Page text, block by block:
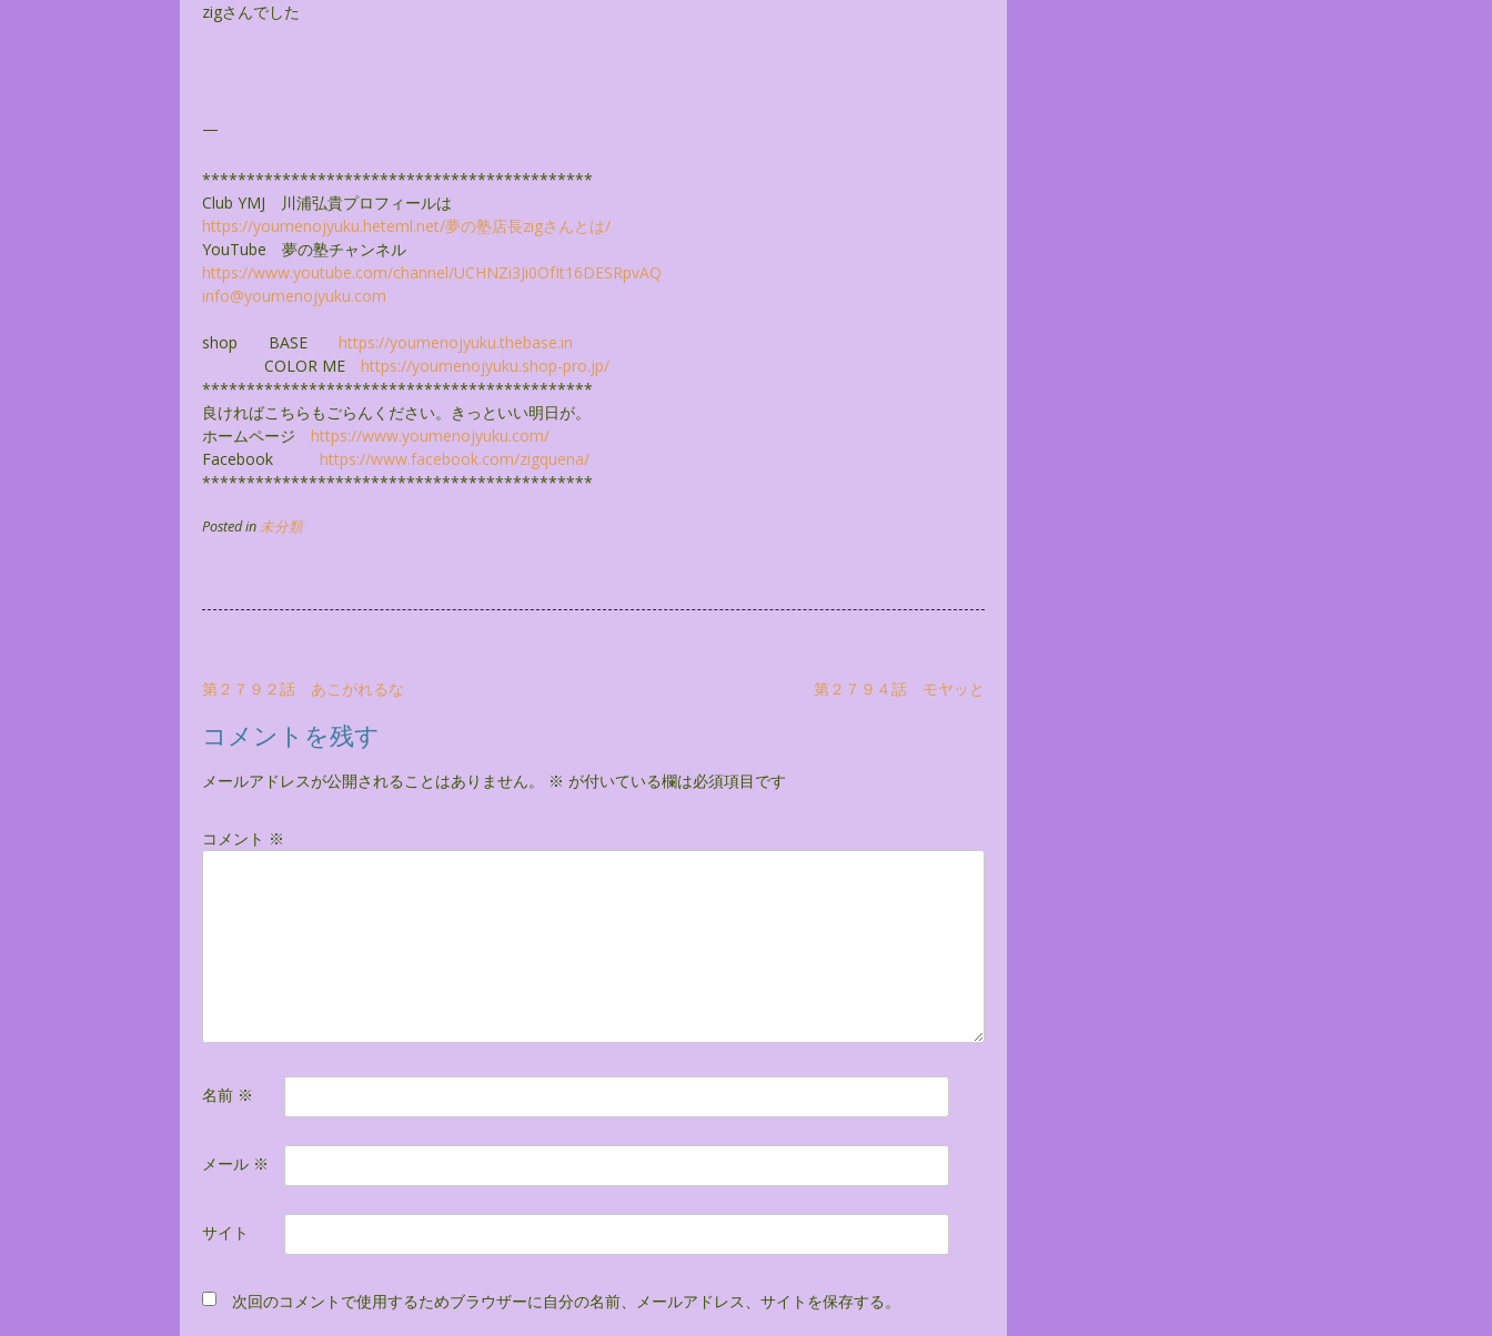
zigさんでした
—
********************************************
Club YMJ 川浦弘貴プロフィールは
https://youmenojyuku.heteml.net/夢の塾店長zigさんとは/
YouTube 夢の塾チャンネル
https://www.youtube.com/channel/UCHNZi3Ji0OfIt16DESRpvAQ
info@youmenojyuku.com
shop BASE https://youmenojyuku.thebase.in
COLOR ME https://youmenojyuku.shop-pro.jp/
********************************************
良ければこちらもごらんください。きっといい明日が。
ホームページ https://www.youmenojyuku.com/
Facebook https://www.facebook.com/zigquena/
********************************************
Posted in未分類
投
稿
ナ
ビ
ー
第２７９２話 あこがれるな 第２７９４話 モヤッと
コメントを残す
メールアドレスが公開されることはありません。 ※ が付いている欄は必須項目です
コメント ※
名前 ※
メール ※
サイト
次回のコメントで使用するためブラウザーに自分の名前、メールアドレス、サイトを保存する。